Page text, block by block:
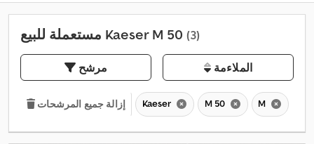
مستعملة للبيع Kaeser M 50 (3)
مرشح الملاءمة
إزالة جميع المرشحات Kaeser M 50 M